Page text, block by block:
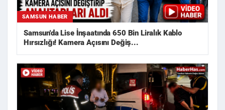
SAMSUN HABER
Samsun'da Lise İnşaatında 650 Bin Liralık Kablo
Hırsızlığı! Kamera Açısını Değiş...